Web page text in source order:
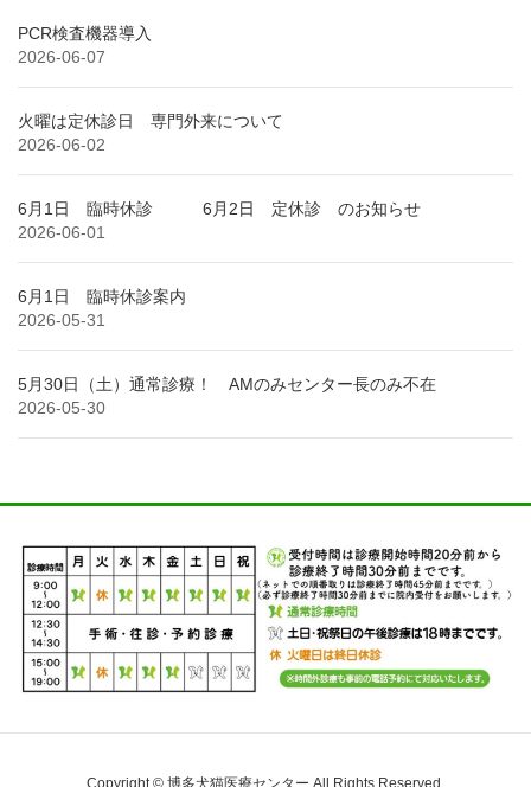
PCR検査機器導入
2026-06-07
火曜は定休診日 専門外来について
2026-06-02
6月1日 臨時休診 6月2日 定休診 のお知らせ
2026-06-01
6月1日 臨時休診案内
2026-05-31
5月30日（土）通常診療！ AMのみセンター長のみ不在
2026-05-30